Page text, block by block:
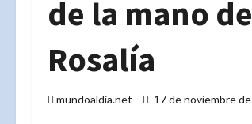
de la mano
Rosalía
mundoaldia.net 17 de noviembre